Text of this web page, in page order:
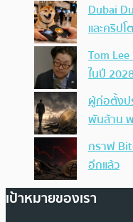
Dubai
และคริป
Tom
ในปี
ผู้ก่อตั้งป
พันล้าน
กราฟ
อีกแล้ว
เป้าหมายของเรา